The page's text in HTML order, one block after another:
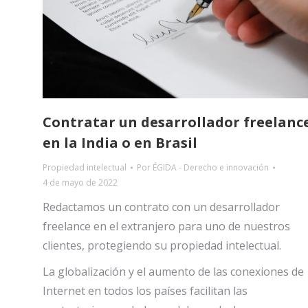
Contratar un desarrollador
en la India o en Brasil
Propiedad intelectual Por ÉGIDA - Derecho e innovación
4 de mayo de 2022
Redactamos un contrato con un desarrollador
freelance en el extranjero para uno de nuestros
clientes, protegiendo su propiedad intelectual.
La globalización y el aumento de las conexiones de
Internet en todos los países facilitan las